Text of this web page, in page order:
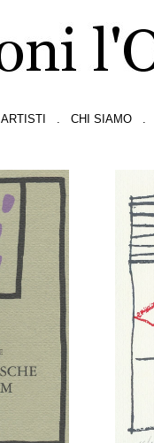
ARTISTI CHI SIAMO